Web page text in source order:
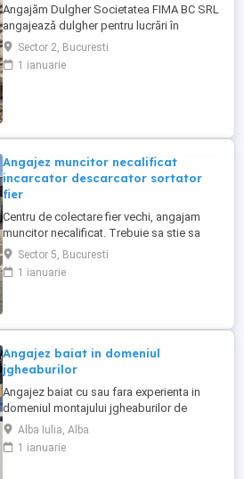
Angajăm Dulgher Societatea FIMA BC SRL
angajează dulgher pentru lucrări în
domeniul construcțiilor. Cerințe: *
Experiență în lucrări de dulgherie
constituie avantaj; * Seriozitate și
Sector 2, Bucuresti
1 ianuarie
Angajez muncitor necalificat
incarcator descarcator sortator
fier
Centru de colectare fier vechi, angajam
muncitor necalificat. Trebuie sa stie sa
taie cu flexul, sa cunoasca materialele
neferoase Cupru, Alama, Aluminiu, Zamac,
program lucru 09-18.30. Zona Pucheni -
Contact
Sector 5, Bucuresti
1 ianuarie
Angajez baiat in domeniul
jgheaburilor
Angajez baiat cu sau fara experienta in
domeniul montajului jgheaburilor de
aluminiu.Se lucrează la inaltime!!!! Salariul
incepe de la 5000 ron plus bonusuri.
Alba Iulia, Alba
1 ianuarie